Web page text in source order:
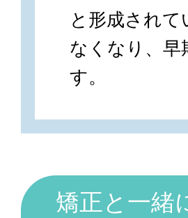
と形成され
なくなり、早
す。
矯正と一緒